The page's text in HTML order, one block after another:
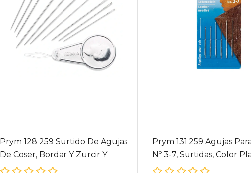
Prym 128 259 Surtido De Agujas
De Coser, Bordar Y Zurcir Y
Enhebrador, 49 Agujas
Prym 131 259 Agujas
Nº 3-7, Surtidas, Color